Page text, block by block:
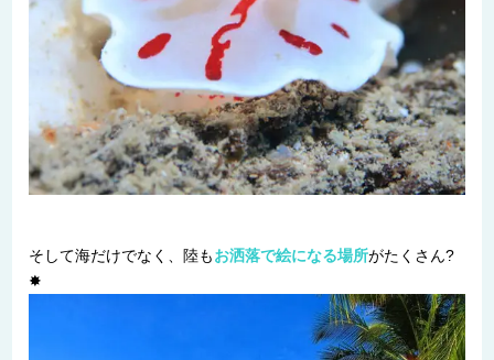
そして海だけでなく、陸もお洒落で絵になる場所がたくさん?
✸